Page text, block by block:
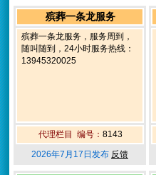
殡葬一条龙服务
殡葬一条龙服务，服务周到，
随叫随到，24小时服务热线：
13945320025
代理栏目 编号： 8143
2026年7月17日发布 反馈